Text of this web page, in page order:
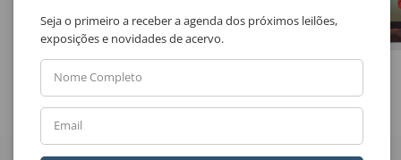
Selma Daffré
Figura
Paisagem
Seja o primeiro a receber a agenda dos próximos leilões,
exposições e novidades de acervo.
Nome Completo
Email